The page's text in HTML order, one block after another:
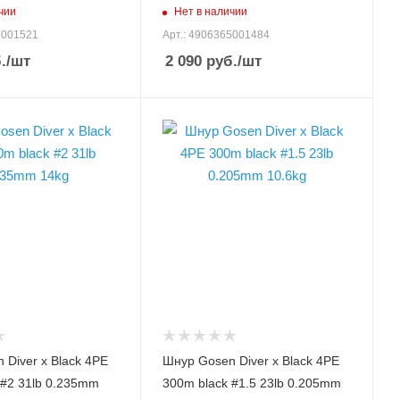
/шт
4
Цвет лески
Нет в наличии
Арт.: 4906365001484
2 090 руб./шт
лески
PE
м
Diver x Black 4PE
31lb 0.235mm
Модель шнура, лески
Диаметр лески, PE
лески, lb
23
Размотка лески, м
Шнур Gosen Diver x Black 4PE
300m black #1.5 23lb 0.205mm